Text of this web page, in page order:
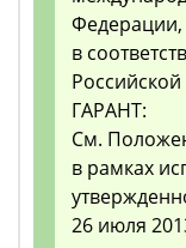
Федерации,
в
ГАРАНТ:
См.
в рамках
26 июля